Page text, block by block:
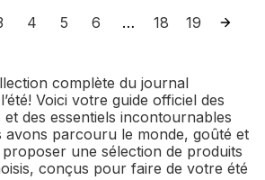
4 5 6 … 18 19
complète du journal
Voici votre guide officiel des
des essentiels incontournables
avons parcouru le monde, goûté et
une sélection de produits
conçus pour faire de votre été